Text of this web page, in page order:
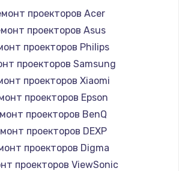
электроплаты
1400 руб.
Замена шнура
600 руб.
Заказать
проекторов Acer
проекторов Asus
проекторов Philips
проекторов Samsung
проекторов Xiaomi
проекторов Epson
проекторов BenQ
проекторов DEXP
проекторов Digma
проекторов ViewSonic